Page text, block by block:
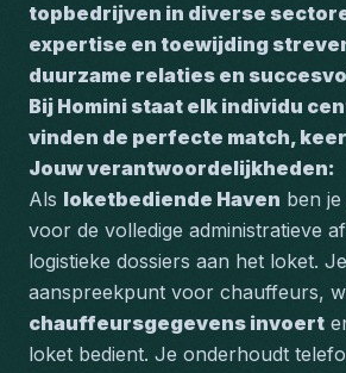
topbedrijven in diverse
expertise en toewijding
duurzame relaties en
Bij Homini staat elk individu
vinden de perfecte match,
Jouw verantwoordelijkheden:
Als loketbediende Haven ben
voor de volledige administratieve
logistieke dossiers aan het loket.
chauffeursgegevens invoert
loket bedient. Je onderhoudt